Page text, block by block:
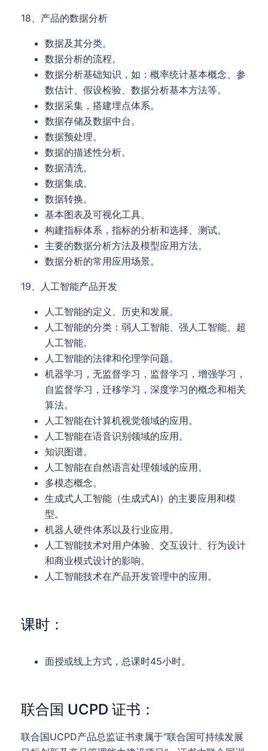
18、产品的数据分析
数据及其分类。
数据分析的流程。
数据分析基础知识，如：概率统计基本概念、参
数估计、假设检验、数据分析基本方法等。
数据采集，搭建埋点体系。
数据存储及数据中台。
数据预处理。
数据的描述性分析。
数据清洗。
数据集成。
数据转换。
基本图表及可视化工具。
构建指标体系，指标的分析和选择、测试。
主要的数据分析方法及模型应用方法。
数据分析的常用应用场景。
19、人工智能产品开发
人工智能的定义、历史和发展。
人工智能的分类：弱人工智能、强人工智能、超
人工智能。
人工智能的法律和伦理学问题。
机器学习，无监督学习，监督学习，增强学习，
自监督学习，迁移学习，深度学习的概念和相关
算法。
人工智能在计算机视觉领域的应用。
人工智能在语音识别领域的应用。
知识图谱。
人工智能在自然语言处理领域的应用。
多模态概念。
生成式人工智能（生成式AI）的主要应用和模
型。
机器人硬件体系以及行业应用。
人工智能技术对用户体验、交互设计、行为设计
和商业模式设计的影响。
人工智能技术在产品开发管理中的应用。
课时：
面授或线上方式，总课时45小时。
联合国 UCPD 证书：
联合国UCPD产品总监证书隶属于“联合国可持续发展